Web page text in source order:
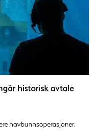
historisk avtale
havbunnsoperasjoner.